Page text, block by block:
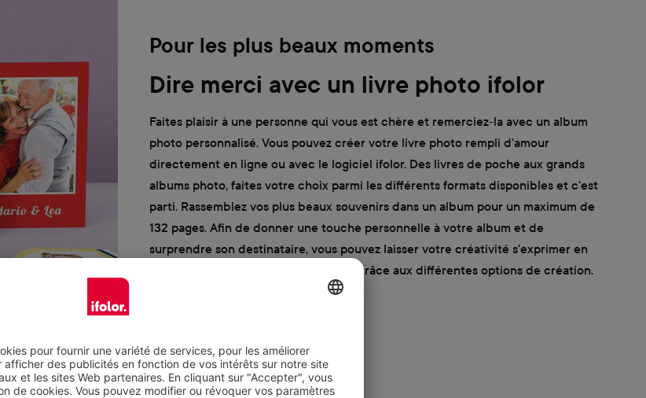
Pour les plus beaux moments
Dire merci avec un livre photo ifolor
Faites plaisir à une personne qui vous est chère et remerciez-la avec un album
photo personnalisé. Vous pouvez créer votre livre photo rempli d'amour
directement en ligne ou avec le logiciel ifolor. Des livres de poche aux grands
albums photo, faites votre choix parmi les différents formats disponibles et c'est
parti. Rassemblez vos plus beaux souvenirs dans un album pour un maximum de
132 pages. Afin de donner une touche personnelle à votre album et de
surprendre son destinataire, vous pouvez laisser votre créativité s'exprimer en
rajoutant des messages à vos photos grâce aux différentes options de création.